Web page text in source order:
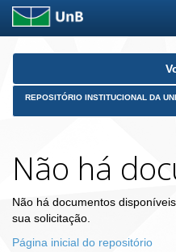
Skip
REPOSITÓRIO INSTITUCIONAL DA
Não há
Não há documentos
sua solicitação.
Página inicial do repositório